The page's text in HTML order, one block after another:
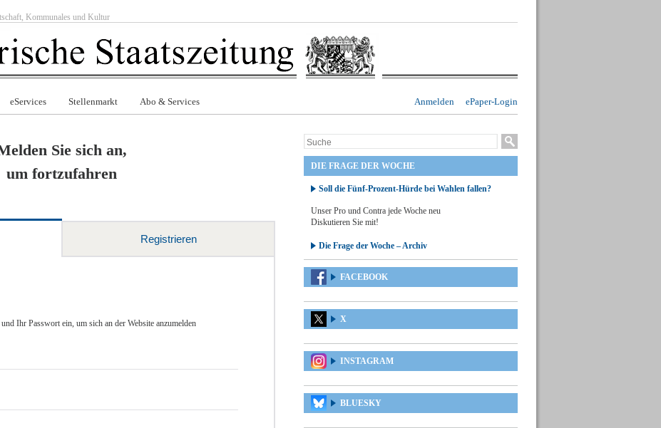
Kommunales und Kultur
ePaper-Login
Anmelden
eServices Stellenmarkt Abo & Services
Sie sich an,
um fortzufahren
Registrieren
Ihr Passwort ein, um sich an der Website anzumelden
DIE FRAGE DER WOCHE
Soll die Fünf-Prozent-Hürde bei Wahlen fallen?
Unser Pro und Contra jede Woche neu
Diskutieren Sie mit!
Die Frage der Woche – Archiv
FACEBOOK
X
INSTAGRAM
BLUESKY